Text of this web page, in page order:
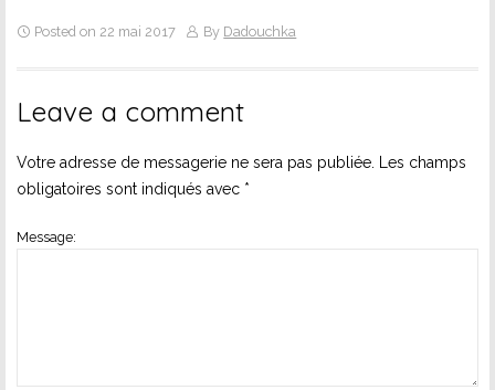
Posted on 22 mai 2017 By Dadouchka
Leave a comment
Votre adresse de messagerie ne sera pas publiée.
Les champs
obligatoires sont indiqués avec *
Message: